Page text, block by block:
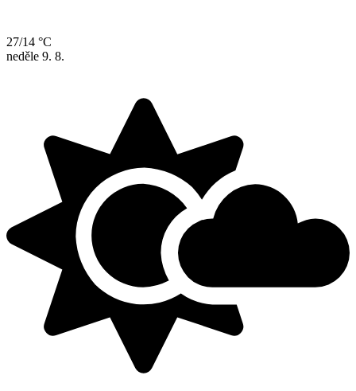
27/14 °C
neděle 9. 8.